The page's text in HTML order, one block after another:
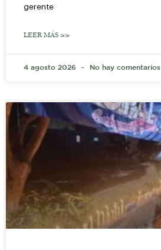
gerente
LEER MÁS >>
4 agosto 2026 No hay comentarios